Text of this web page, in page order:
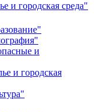
и городская среда"
и
и городская